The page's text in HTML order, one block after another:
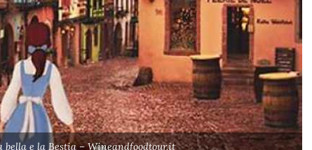
bella e la Bestia – Wineandfoodtour.it